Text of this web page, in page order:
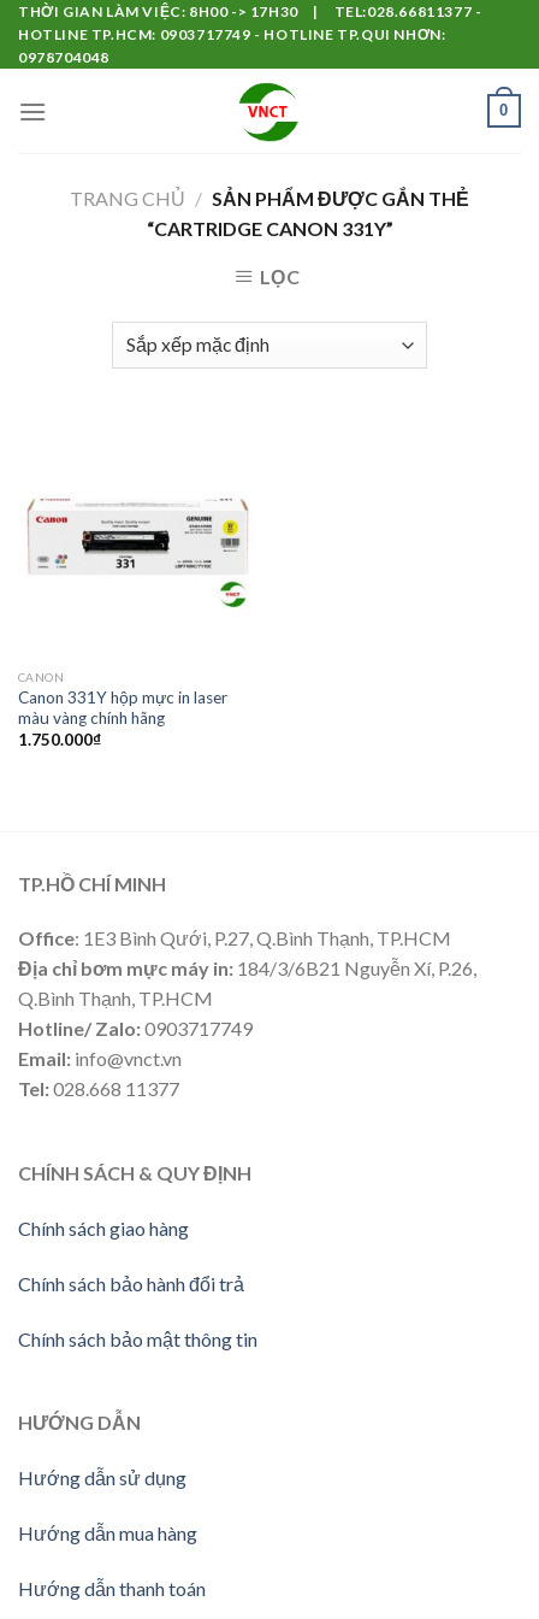
Skip
content
THỜI GIAN LÀM VIỆC: 8H00 -> 17H30 | TEL:028.66811377 -
HOTLINE TP.HCM: 0903717749 - HOTLINE TP.QUI NHƠN:
0978704048
0
TRANG CHỦ / SẢN PHẨM ĐƯỢC GẮN THẺ
“CARTRIDGE CANON 331Y”
LỌC
CANON
Canon 331Y hộp mực in laser
màu vàng chính hãng
1.750.000₫
TP.HỒ CHÍ MINH
Office: 1E3 Bình Qưới, P.27, Q.Bình Thạnh, TP.HCM
Địa chỉ bơm mực máy in: 184/3/6B21 Nguyễn Xí, P.26,
Q.Bình Thạnh, TP.HCM
Hotline/ Zalo:0903717749
Email: info@vnct.vn
Tel:028.668 11377
CHÍNH SÁCH & QUY ĐỊNH
Chính sách giao hàng
Chính sách bảo hành đổi trả
Chính sách bảo mật thông tin
HƯỚNG DẪN
Hướng dẫn sử dụng
Hướng dẫn mua hàng
Hướng dẫn thanh toán